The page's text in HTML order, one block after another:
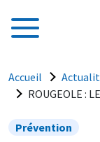
Fil d'Ariane
Accueil
ROUGEOLE :
Prévention